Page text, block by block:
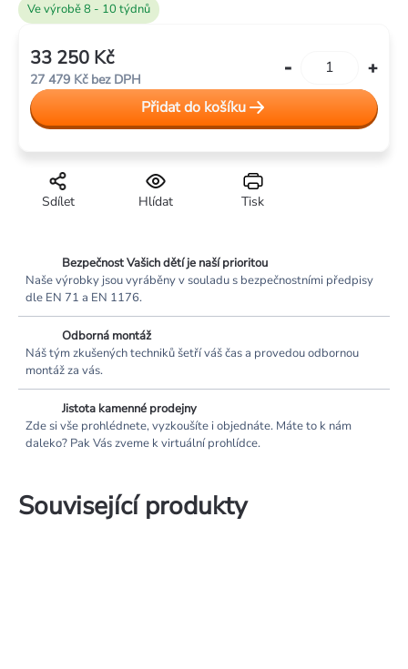
Ve výrobě 8 - 10 týdnů
Tisk
Hlídat
Sdílet
33 250 Kč
27 479 Kč bez DPH
cena:
Přidat do košíku
Bezpečnost Vašich dětí je naší prioritou
Naše výrobky jsou vyráběny v souladu s bezpečnostními předpisy
dle EN 71 a EN 1176.
Odborná montáž
Náš tým zkušených techniků šetří váš čas a provedou odbornou
montáž za vás.
Jistota kamenné prodejny
Zde si vše prohlédnete, vyzkoušíte i objednáte. Máte to k nám
daleko? Pak Vás zveme k virtuální prohlídce.
Související produkty